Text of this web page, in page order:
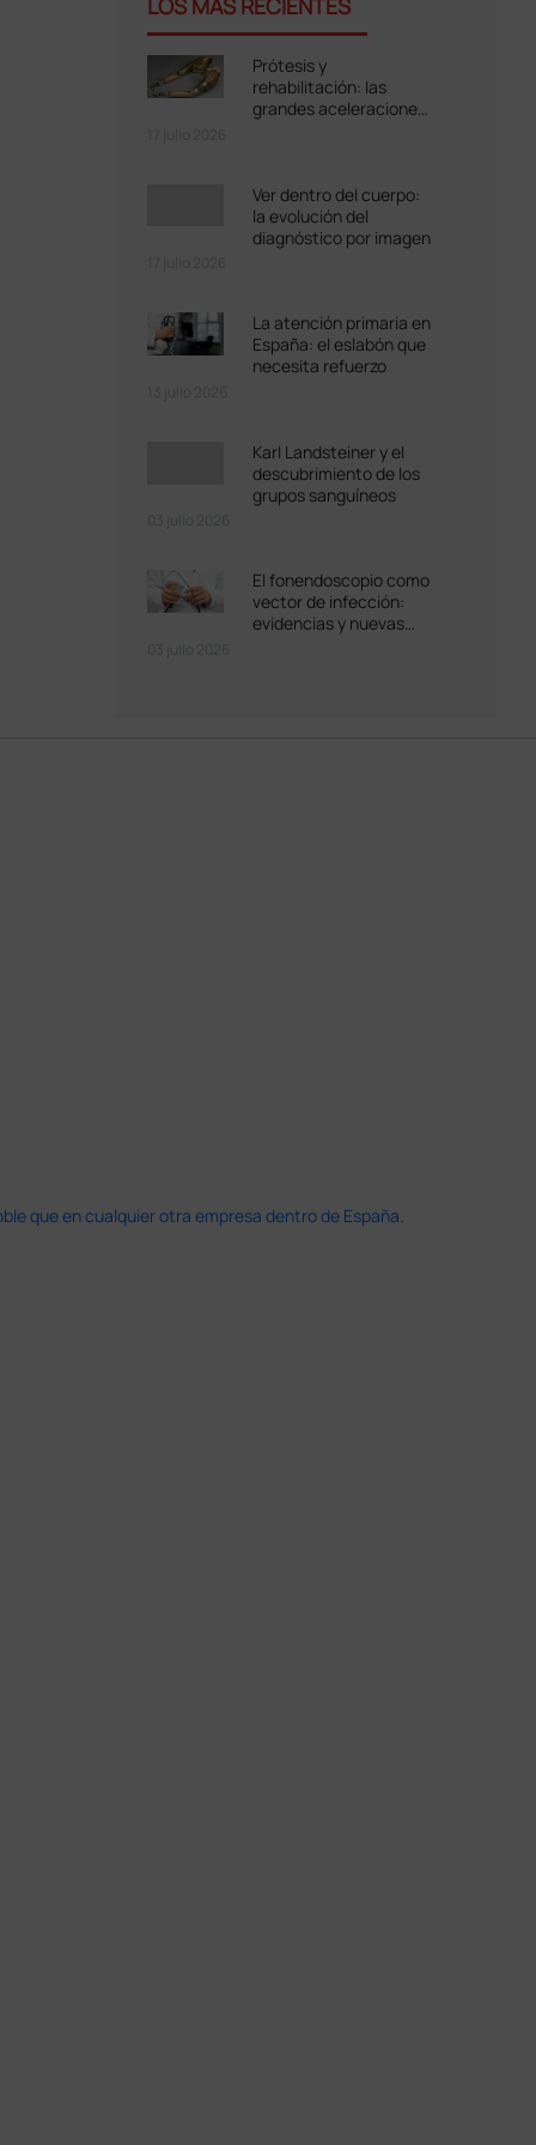
LOS MÁS RECIENTES
Prótesis y
rehabilitación: las
grandes aceleraciones
Ver dentro del cuerpo:
la evolución del
diagnóstico por imagen
La atención primaria en
España: el eslabón que
necesita refuerzo
Karl Landsteiner y el
descubrimiento de los
grupos sanguíneos
El fonendoscopio como
vector de infección:
evidencias y nuevas
que en cualquier otra empresa dentro de España.